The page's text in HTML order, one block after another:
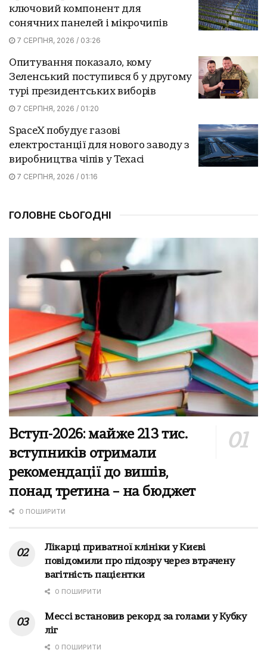
ключовий компонент для
сонячних панелей і мікрочипів
7 СЕРПНЯ, 2026 / 03:26
Опитування показало, кому
Зеленський поступився б у другому
турі президентських виборів
7 СЕРПНЯ, 2026 / 01:20
SpaceX побудує газові
електростанції для нового заводу з
виробництва чіпів у Техасі
7 СЕРПНЯ, 2026 / 01:16
ГОЛОВНЕ СЬОГОДНІ
Вступ-2026: майже 213 тис.
вступників отримали
рекомендації до вишів,
понад третина – на бюджет
0 ПОШИРИТИ
Лікарці приватної клініки у Києві
повідомили про підозру через втрачену
вагітність пацієнтки
0 ПОШИРИТИ
Мессі встановив рекорд за голами у Кубку
ліг
0 ПОШИРИТИ